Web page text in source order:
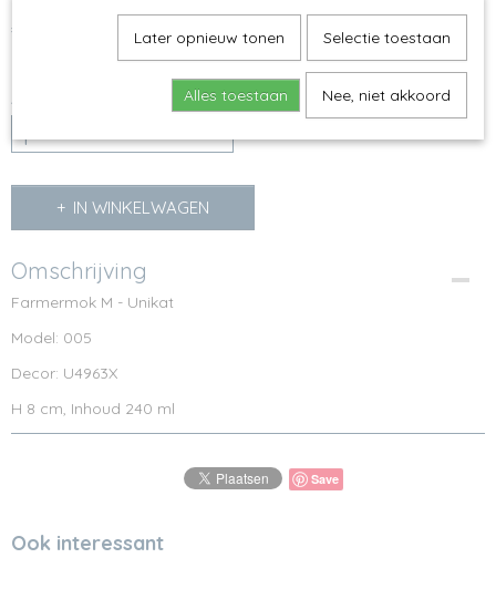
€ 37,50 (inclusief btw 21%)
Op voorraad
Aantal
IN WINKELWAGEN
Omschrijving
Farmermok M - Unikat
Model: 005
Decor: U4963X
H 8 cm, Inhoud 240 ml
Save
Ook interessant
Later opnieuw tonen Selectie toestaan
Alles toestaan Nee, niet akkoord